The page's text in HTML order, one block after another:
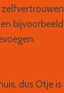
bijvoorbeeld
dus Otje is